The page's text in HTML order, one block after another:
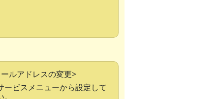
ルアドレスの変更>
ービスメニューから設定して